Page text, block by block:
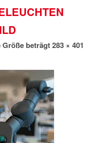
Größe beträgt283 × 401